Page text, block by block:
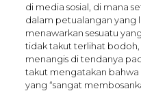
di media sosial, di mana
dalam petualangan yang
menawarkan sesuatu
tidak takut terlihat
menangis di tendanya
takut mengatakan
yang “sangat